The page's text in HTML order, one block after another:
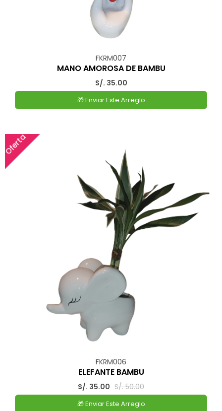
FKRM007
MANO AMOROSA DE BAMBU
S/. 35.00
🎁 Enviar Este Arreglo
Oferta
FKRM006
ELEFANTE BAMBU
S/. 35.00 S/. 50.00
🎁 Enviar Este Arreglo